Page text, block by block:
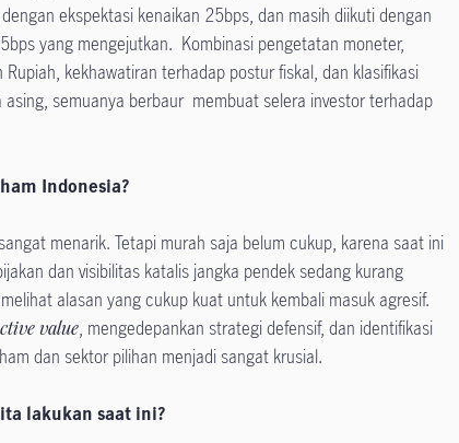
ekspektasi kenaikan 25bps, dan masih diikuti dengan
yang mengejutkan. Kombinasi pengetatan moneter,
kekhawatiran terhadap postur fiskal, dan klasifikasi
semuanya berbaur membuat selera investor terhadap
Indonesia?
menarik. Tetapi murah saja belum cukup, karena saat ini
dan visibilitas katalis jangka pendek sedang kurang
alasan yang cukup kuat untuk kembali masuk agresif.
value, mengedepankan strategi defensif, dan identifikasi
dan sektor pilihan menjadi sangat krusial.
lakukan saat ini?